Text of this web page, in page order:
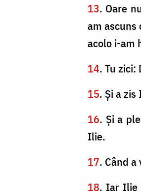
13. Oare
am ascuns
acolo i-am
14. Tu
15. Şi a
16. Şi a
Ilie.
17. Când
18. Iar Ilie